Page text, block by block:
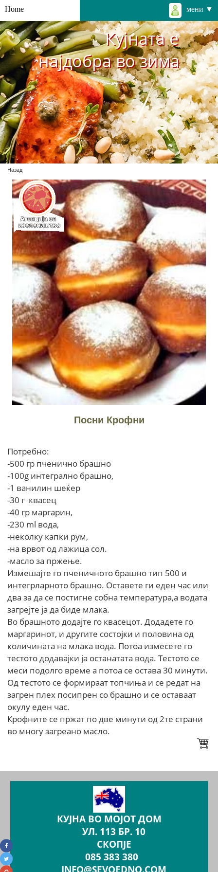
Home мени ▼
Кујната е
најдобра во зима
Назад
Посни Крофни
Потребно:
-500 гр пченично брашно
-100g интегрално брашно,
-1 ванилин шеќер
-30 г квасец
-40 гр маргарин,
-230 ml вода,
-неколку капки рум,
-на врвот од лажица сол.
-масло за пржење.
Измешајте го пченичното брашно тип 500 и
интегрларното брашно. Оставете ги еден час или
два за да се постигне собна температура,а водата
загрејте ја да биде млака.
Во брашното додајте го квасецот. Додадете го
маргаринот, и другите состојки и половина од
количината на млака вода. Потоа измесете го
тестото додавајки ја останатата вода. Тестото се
меси подолго време а потоа се остава 30 минути.
Од тестото се формираат топчиња и се редат на
загрен плех посипрен со брашно и се оставаат
окулу еден час.
Крофните се пржат по две минути од 2те страни
во многу загреано масло.
КУЈНА ВО МОЈОТ ДОМ
УЛ. 113 БР. 10
СКОПЈЕ
085 383 380